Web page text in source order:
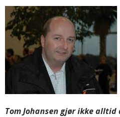
Tom Johansen gjør ikke alltid